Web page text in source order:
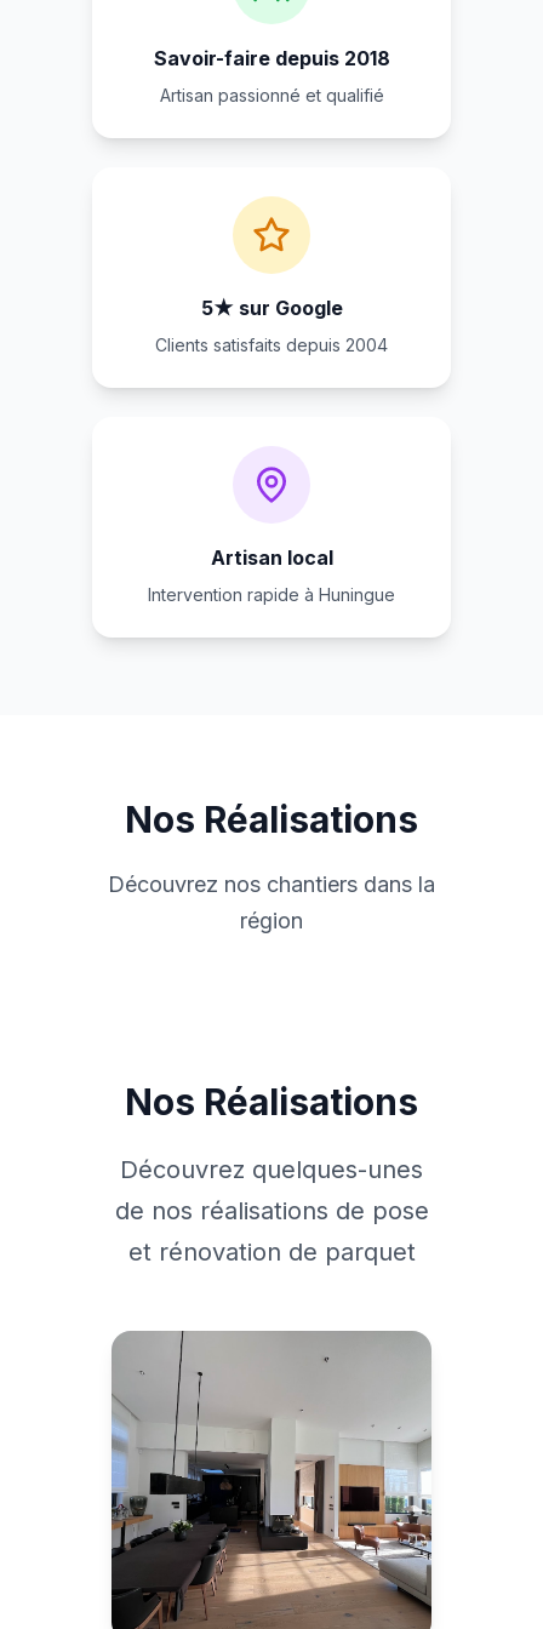
Savoir-faire depuis 2018
Artisan passionné et qualifié
5★ sur Google
Clients satisfaits depuis 2004
Artisan local
Intervention rapide à Huningue
Nos Réalisations
Découvrez nos chantiers dans la
région
Nos Réalisations
Découvrez quelques-unes
de nos réalisations de pose
et rénovation de parquet